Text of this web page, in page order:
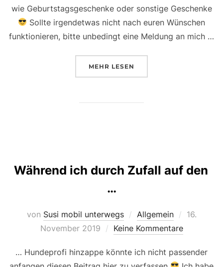
wie Geburtstagsgeschenke oder sonstige Geschenke
Sollte irgendetwas nicht nach euren Wünschen
funktionieren, bitte unbedingt eine Meldung an mich …
MEHR ÜBER „SCHON LANGSAM AN
LESEN
Während ich durch Zufall auf den
…
von Susi mobil unterwegs Allgemein
16.
November 2019
Keine Kommentare
… Hundeprofi hinzappe könnte ich nicht passender